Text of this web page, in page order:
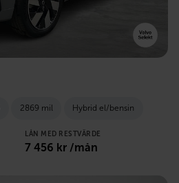
2869 mil Hybrid el/bensin
LÅN MED RESTVÄRDE
7 456 kr /mån